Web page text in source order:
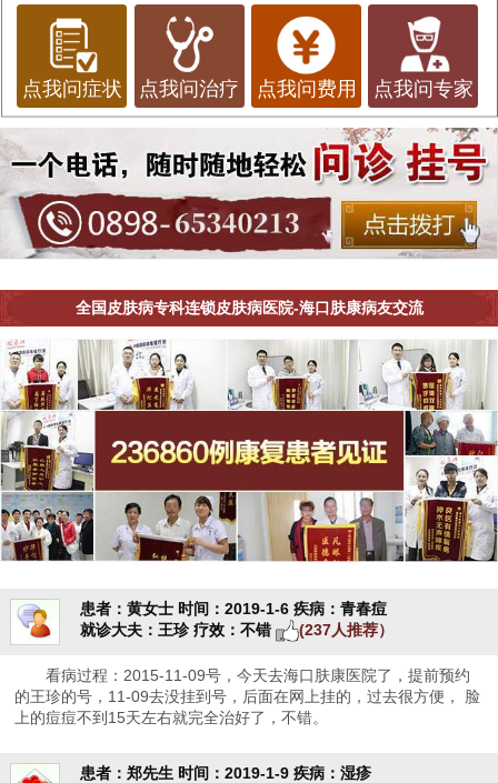
点我问症状 点我问治疗 点我问费用 点我问专家
全国皮肤病专科连锁皮肤病医院-海口肤康病友交流
患者：黄女士 时间：2019-1-6 疾病：青春痘
就诊大夫：王珍 疗效：不错 (237人推荐）
看病过程：2015-11-09号，今天去海口肤康医院了，提前预约
的王珍的号，11-09去没挂到号，后面在网上挂的，过去很方便， 脸
上的痘痘不到15天左右就完全治好了，不错。
患者：郑先生 时间：2019-1-9 疾病：湿疹